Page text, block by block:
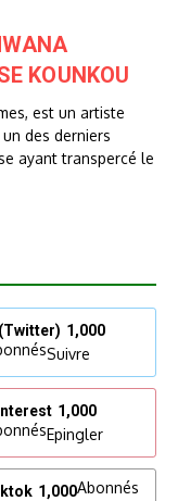
KOUNKOU
est un artiste
des derniers
ayant transpercé le
1,000
Suivre
1,000
Epingler
1,000Abonnés